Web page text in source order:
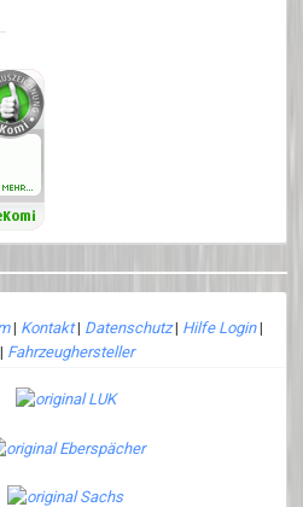
| Kontakt| Datenschutz| Hilfe Login|
Fahrzeughersteller